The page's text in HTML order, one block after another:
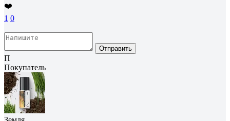
❤️
1 0
Отправить
П
Покупатель